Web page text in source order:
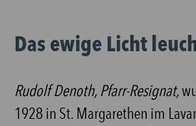
Das ewige Licht
Rudolf Denoth, Pfarr-Resignat,
1928 in St. Margarethen im